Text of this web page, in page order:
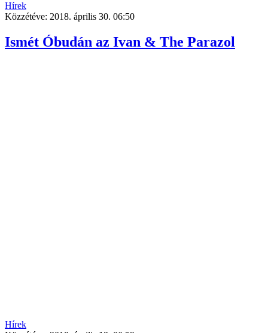
Hírek
Közzétéve: 2018. április 30. 06:50
Ismét Óbudán az Ivan & The Parazol
Hírek